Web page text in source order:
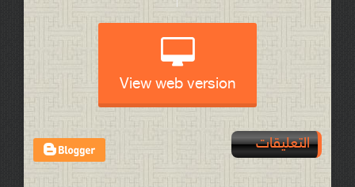
View web version
التعليقات